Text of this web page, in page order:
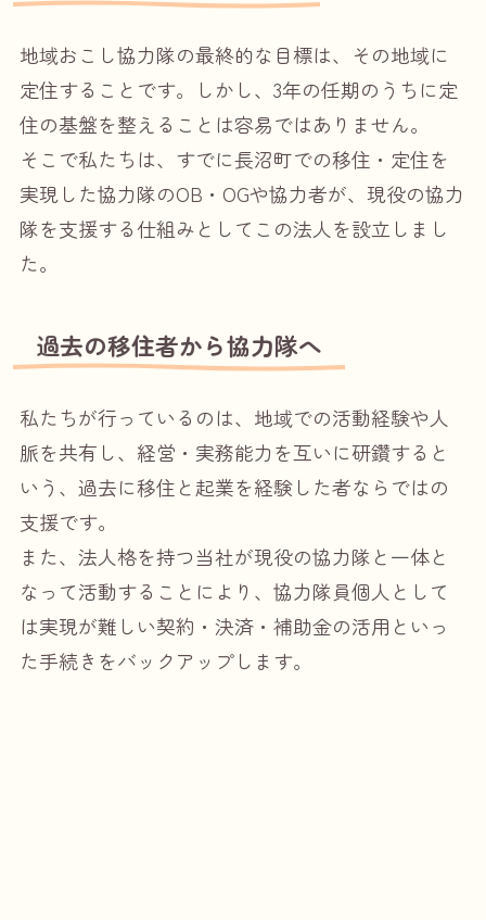
地域おこし協力隊の最終的な目標は、その地域に
定住することです。しかし、3年の任期のうちに定
住の基盤を整えることは容易ではありません。
そこで私たちは、すでに長沼町での移住・定住を
実現した協力隊のOB・OGや協力者が、現役の協力
隊を支援する仕組みとしてこの法人を設立しまし
た。
過去の移住者から協力隊へ
私たちが行っているのは、地域での活動経験や人
脈を共有し、経営・実務能力を互いに研鑽すると
いう、過去に移住と起業を経験した者ならではの
支援です。
また、法人格を持つ当社が現役の協力隊と一体と
なって活動することにより、協力隊員個人として
は実現が難しい契約・決済・補助金の活用といっ
た手続きをバックアップします。